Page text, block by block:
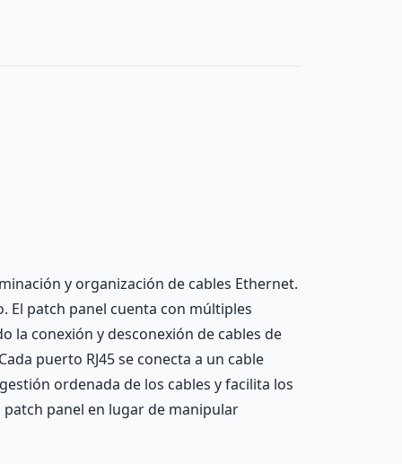
y organización de cables Ethernet.
El patch panel cuenta con múltiples
la conexión y desconexión de cables de
puerto RJ45 se conecta a un cable
ordenada de los cables y facilita los
panel en lugar de manipular